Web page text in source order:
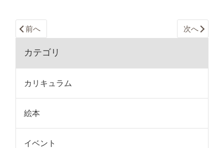
前へ 次へ
カテゴリ
カリキュラム
絵本
イベント